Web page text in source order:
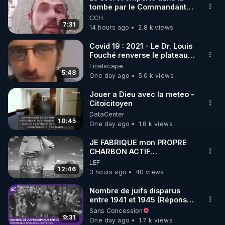
🌱 INSTAGRAM
https://www.instagram.com/rdlr_thierrycasasnovas/
http://rgnr.li/instagram
🌱 LA NEWSLETTER
Pour ne pas rater l’actualité RGNR (stages,
http://rgnr.li/news
🌱 VIDÉOS NON CENSURÉES SUR ODYSEE
Toutes les vidéos Youtube sont aussi sur la
http://rgnr.li/odysee
🌱 LES STAGES EN PRÉSENTIEL
http://rgnr.li/stages
7:31
tombe par le Commandant
Cousteau le 25 juin 1997
CCH
14 hours ago
2.8 k views
5:48
Covid 19 : 2021 - Le Dr. Louis
Fouché renverse le plateau
de CNews !
Finalscape
One day ago
5.0 k views
10:45
Jouer a Dieu avec la meteo -
Citoicitoyen
DataCenter
One day ago
1.8 k views
12:46
JE FABRIQUE mon PROPRE
CHARBON ACTIF
GRATUITEMENT pour
Purifier mon EAU
LEF
3 hours ago
40 views
9:31
Nombre de juifs disparus
entre 1941 et 1945 (Réponse
à mes accusateurs)
Sans Concession
One day ago
1.7 k views